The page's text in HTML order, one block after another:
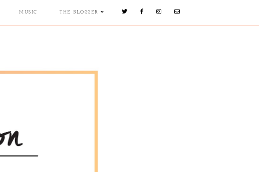
MUSIC THE BLOGGER